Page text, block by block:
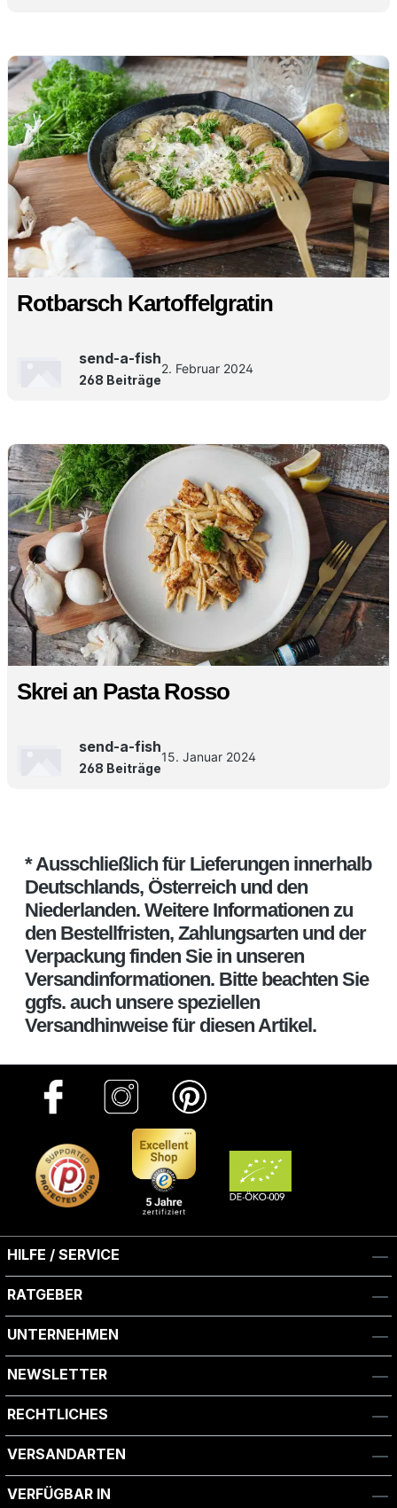
Rotbarsch Kartoffelgratin
send-a-fish
268 Beiträge
2. Februar 2024
Skrei an Pasta Rosso
send-a-fish
268 Beiträge
15. Januar 2024
* Ausschließlich für Lieferungen innerhalb
Deutschlands, Österreich und den
Niederlanden. Weitere Informationen zu
den Bestellfristen, Zahlungsarten und der
Verpackung finden Sie in unseren
Versandinformationen. Bitte beachten Sie
ggfs. auch unsere speziellen
Versandhinweise für diesen Artikel.
HILFE / SERVICE
RATGEBER
UNTERNEHMEN
NEWSLETTER
RECHTLICHES
VERSANDARTEN
VERFÜGBAR IN